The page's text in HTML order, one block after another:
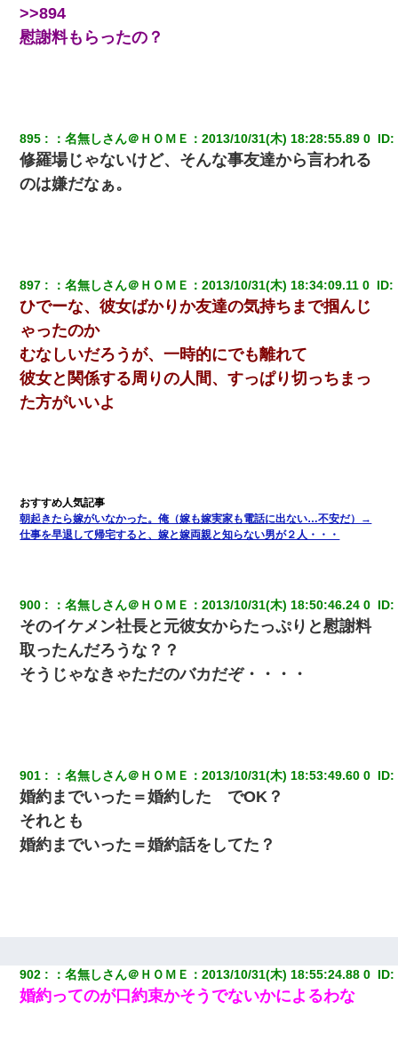
妊娠中に「おいこのブタ女！てめー席譲れ！」と絡まれ腹を殴る
真似された。泣きながら夫に話すと一年後に…
200万を貸したコウトから、追加で400万の申し込み、私「無理。
義弟より娘たちが大事」旦那「娘たちが成人したら別れよう」私
（は？）
10年ほど前、息子がまだ年中だった時に離婚したんだけど、一昨
年の暮れに突然息子が職場を訪ねてきた。
居酒屋にて。兄の紹介者「お酒飲みなって」私「未成年なので無
理です！」酷すぎるワードの連発で、耐えきれず店員に5千円を渡
し「お勘定です。逃がして下さい」その後、録音内容を父に聞か
せたら...
見てから実家を出た。それから15年、妹が弟の子を妊娠したらし
くもう堕胎できない月なんだと母から連絡がきた…｜生活｜ワロ
タあんてな
ろ！」とキレて・・・
宅飲みで女友達の乳を見てしまった・・・
めんだ」俺「じゃあ別れます…」→ 彼女「なんで言い返してくれ
なかったの？（泣」
【驚愕】私「今まで育てた分のお金返してね(冗談)」息子「はい、
3000万円」→数年後。私「妹が病気になったから援助して欲し
い」→
上司「何なの、この書類！！」私「あの‥」上司「今は私が話し
てるの！」私「ですから」上司「黙って聞きなさい！」私「それ
は」上司「言い訳しない！」→結果ｗｗｗｗｗ
>>894
慰謝料もらったの？
895 ：名無しさん＠ＨＯＭＥ ：2013/10/31(木) 18:28:55.89 0 ID:
修羅場じゃないけど、そんな事友達から言われる
のは嫌だなぁ。
897 ：名無しさん＠ＨＯＭＥ ：2013/10/31(木) 18:34:09.11 0 ID:
ひでーな、彼女ばかりか友達の気持ちまで掴んじ
ゃったのか
むなしいだろうが、一時的にでも離れて
彼女と関係する周りの人間、すっぱり切っちまっ
た方がいいよ
朝起きたら嫁がいなかった。俺（嫁も嫁実家も電話に出ない…不安だ）→
仕事を早退して帰宅すると、嫁と嫁両親と知らない男が２人・・・
900 ：名無しさん＠ＨＯＭＥ ：2013/10/31(木) 18:50:46.24 0 ID:
そのイケメン社長と元彼女からたっぷりと慰謝料
取ったんだろうな？？
そうじゃなきゃただのバカだぞ・・・・
901 ：名無しさん＠ＨＯＭＥ ：2013/10/31(木) 18:53:49.60 0 ID:
婚約までいった＝婚約した でOK？
それとも
婚約までいった＝婚約話をしてた？
902 ：名無しさん＠ＨＯＭＥ ：2013/10/31(木) 18:55:24.88 0 ID:
婚約ってのが口約束かそうでないかによるわな